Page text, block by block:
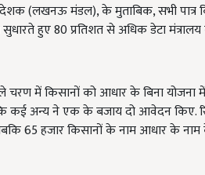
(लखनऊ मंडल), के मुताबिक, सभी पात्र
सुधारते हुए 80 प्रतिशत से अधिक डेटा
चरण में किसानों को आधार के बिना
अन्य ने एक के बजाय दो आवेदन किए.
65 हजार किसानों के नाम आधार के